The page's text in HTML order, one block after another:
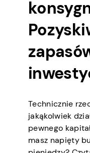
Technicznie
jakąkolwiek
pewnego
masz napięty